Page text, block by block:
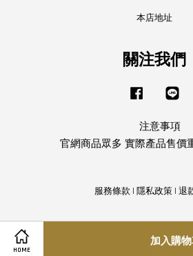
HOME
加入購
本店地址
關注我們
Facebook
注意事項
官網商品眾多 實際產品售價
服務條款 | 隱私政策 | 退